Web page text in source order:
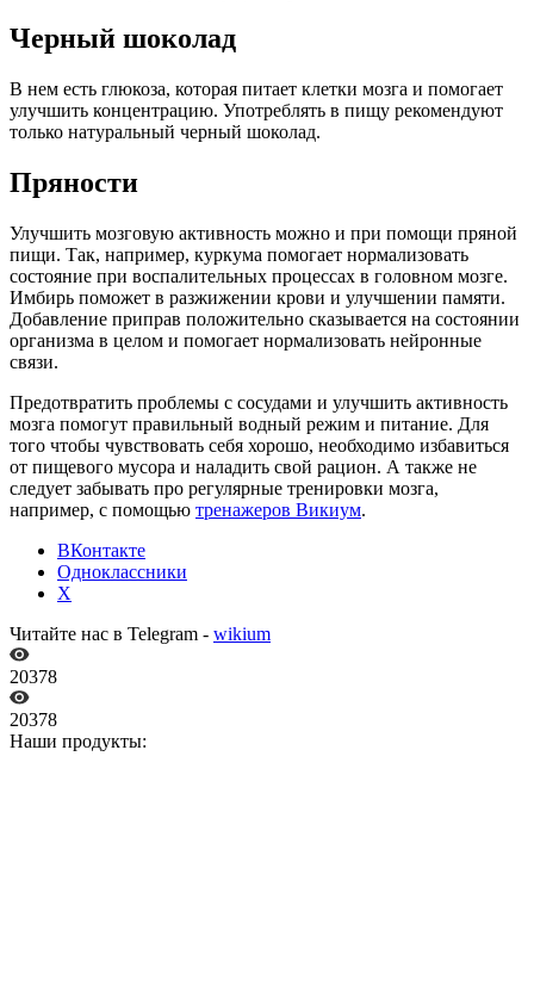
Черный шоколад
В нем есть глюкоза, которая питает клетки мозга и помогает
улучшить концентрацию. Употреблять в пищу рекомендуют
только натуральный черный шоколад.
Пряности
Улучшить мозговую активность можно и при помощи пряной
пищи. Так, например, куркума помогает нормализовать
состояние при воспалительных процессах в головном мозге.
Имбирь поможет в разжижении крови и улучшении памяти.
Добавление приправ положительно сказывается на состоянии
организма в целом и помогает нормализовать нейронные
связи.
Предотвратить проблемы с сосудами и улучшить активность
мозга помогут правильный водный режим и питание. Для
того чтобы чувствовать себя хорошо, необходимо избавиться
от пищевого мусора и наладить свой рацион. А также не
следует забывать про регулярные тренировки мозга,
например, с помощью тренажеров Викиум.
ВКонтакте
Одноклассники
X
Читайте нас в Telegram - wikium
20378
20378
Наши продукты: